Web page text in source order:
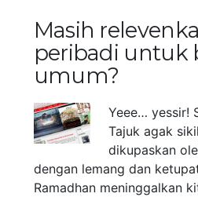
Masih
peribadi untuk
umum?
Yeee… yessir!
Tajuk agak
dikupaskan
dengan lemang dan
Ramadhan meninggalkan